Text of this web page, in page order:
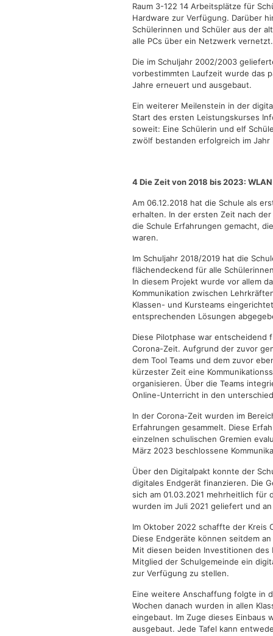
Raum 3-122 14 Arbeitsplätze für
Hardware zur Verfügung. Darüber
Schülerinnen und Schüler aus der
alle PCs über ein Netzwerk vernetzt.
Die im Schuljahr 2002/2003
vorbestimmten Laufzeit wurde das
Jahre erneuert und ausgebaut.
Ein weiterer Meilenstein in der
Start des ersten Leistungskurses
soweit: Eine Schülerin und elf
zwölf bestanden erfolgreich im Jahr
4 Die Zeit von 2018 bis 2023:
Am 06.12.2018 hat die Schule als
erhalten. In der ersten Zeit nach
die Schule Erfahrungen gemacht,
waren.
Im Schuljahr 2018/2019 hat die
flächendeckend für alle
In diesem Projekt wurde vor allem
Kommunikation zwischen
Klassen- und Kursteams
entsprechenden Lösungen
Diese Pilotphase war entscheidend
Corona-Zeit. Aufgrund der zuvor
dem Tool Teams und dem zuvor
kürzester Zeit eine
organisieren. Über die Teams
Online-Unterricht in den
In der Corona-Zeit wurden im
Erfahrungen gesammelt. Diese
einzelnen schulischen Gremien
März 2023 beschlossene
Über den Digitalpakt konnte der
digitales Endgerät finanzieren. Die
sich am 01.03.2021 mehrheitlich für
wurden im Juli 2021 geliefert und
Im Oktober 2022 schaffte der Kreis
Diese Endgeräte können seitdem
Mit diesen beiden Investitionen
Mitglied der Schulgemeinde ein
zur Verfügung zu stellen.
Eine weitere Anschaffung folgte in
Wochen danach wurden in allen
eingebaut. Im Zuge dieses Einbaus
ausgebaut. Jede Tafel kann